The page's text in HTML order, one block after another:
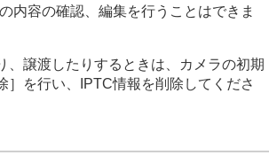
内容の確認、編集を行うことはできま
、譲渡したりするときは、カメラの初期
］ を行い、IPTC情報を削除してくださ